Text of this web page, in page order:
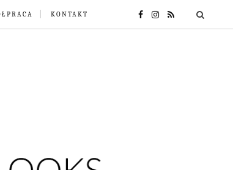
KONTAKT